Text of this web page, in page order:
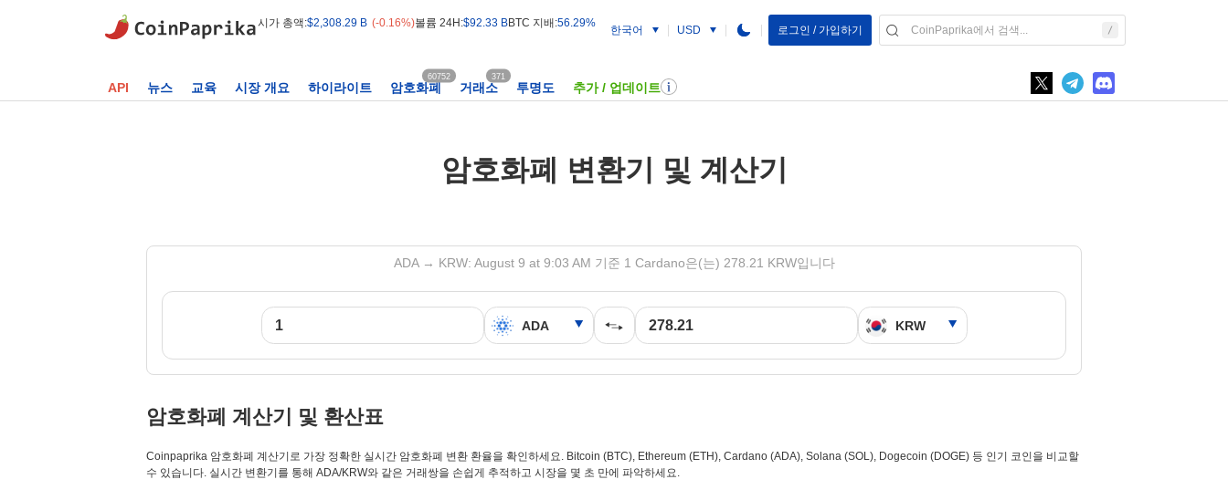
시가 총액:$2,308.29 B (-0.16%)볼륨 24H:$92.33 BBTC 지배:56.29%
한국어 USD 로그인 / 가입하기
API 뉴스 교육 시장 개요 하이라이트 암호화폐
60752
거래소
371
투명도 추가 / 업데이트
암호화폐 변환기 및 계산기
ADA → KRW: August 9 at 9:03 AM 기준 1 Cardano은(는) 278.21 KRW입니다
암호화폐 계산기 및 환산표
Coinpaprika 암호화폐 계산기로 가장 정확한 실시간 암호화폐 변환 환율을 확인하세요. Bitcoin (BTC), Ethereum (ETH), Cardano (ADA), Solana (SOL), Dogecoin (DOGE) 등 인기 코인을 비교할
수 있습니다. 실시간 변환기를 통해 ADA/KRW와 같은 거래쌍을 손쉽게 추적하고 시장을 몇 초 만에 파악하세요.